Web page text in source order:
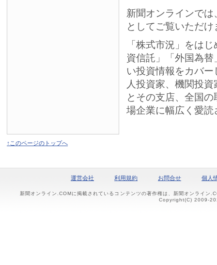
新聞オンラインで
としてご覧いただけ
「株式市況」をは
資信託」「外国為
い投資情報をカバ
人投資家、機関投
とその支店、全国
場企業に幅広く愛読
↑このページのトップへ
運営会社 利用規約 お問合せ 個人
新聞オンライン.COMに掲載されているコンテンツの著作権は、新聞オンライン
Copyright(C) 2009-